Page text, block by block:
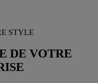
STYLE
DE VOTRE